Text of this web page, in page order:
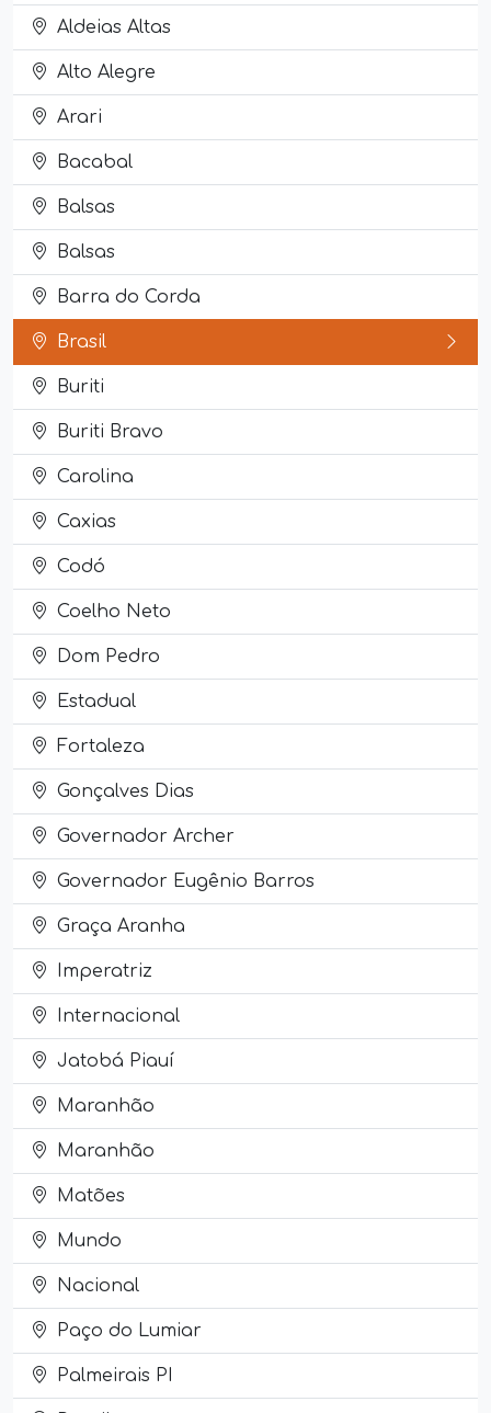
Aldeias Altas
Alto Alegre
Arari
Bacabal
Balsas
Balsas
Barra do Corda
Brasil
Buriti
Buriti Bravo
Carolina
Caxias
Codó
Coelho Neto
Dom Pedro
Estadual
Fortaleza
Gonçalves Dias
Governador Archer
Governador Eugênio Barros
Graça Aranha
Imperatriz
Internacional
Jatobá Piauí
Maranhão
Maranhão
Matões
Mundo
Nacional
Paço do Lumiar
Palmeirais PI